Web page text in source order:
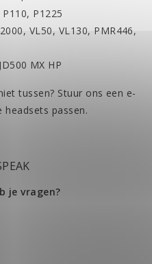
P1225
VL50, VL130, PMR446,
MX HP
tussen? Stuur ons een e-
passen.
je vragen?